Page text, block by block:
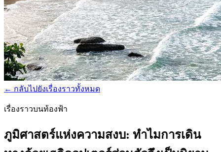
← กลับไปยังเรื่องราวทั้งหมด
เรื่องราวบนท้องฟ้า
ภูมิศาสตร์แห่งความสงบ: ทำไมการเดิน